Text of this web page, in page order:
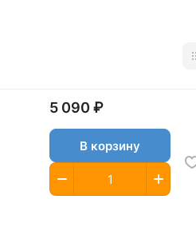
5 090 ₽
В корзину